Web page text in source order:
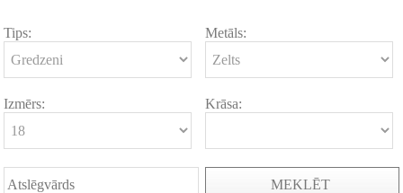
Tips: Metāls:
Izmērs: Krāsa:
MEKLĒT